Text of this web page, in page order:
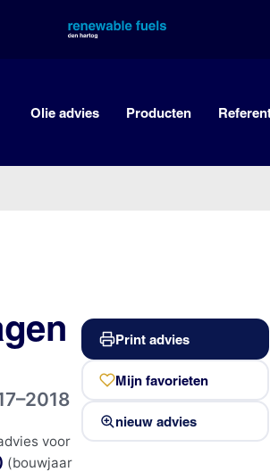
Olie advies Producten
voor
(bouwjaar
Print advies
Mijn favorieten
nieuw advies